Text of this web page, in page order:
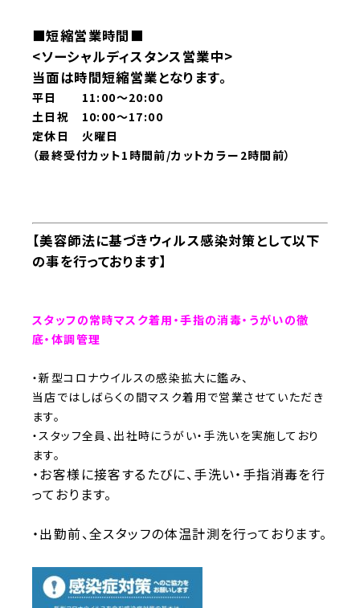
■短縮営業時間■
<ソーシャルディスタンス営業中>
当面は時間短縮営業となります。
平日 11:00～20:00
土日祝 10:00～17:00
定休日 火曜日
（最終受付カット1時間前/カットカラー2時間前）
【美容師法に基づきウィルス感染対策として以下
の事を行っております】
スタッフの常時マスク着用・手指の消毒・うがいの徹
底・体調管理
・新型コロナウイルスの感染拡大に鑑み、
当店ではしばらくの間マスク着用で営業させていただき
ます。
・スタッフ全員、出社時にうがい・手洗いを実施しており
ます。
・お客様に接客するたびに、手洗い・手指消毒を行
っております。
・出勤前、全スタッフの体温計測を行っております。